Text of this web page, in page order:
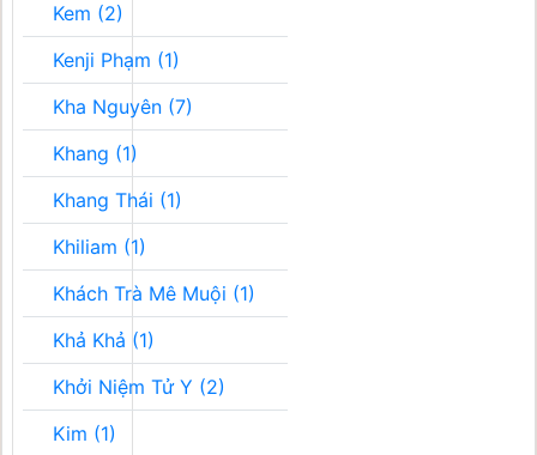
Kem (2)
Kenji Phạm (1)
Kha Nguyên (7)
Khang (1)
Khang Thái (1)
Khiliam (1)
Khách Trà Mê Muội (1)
Khả Khả (1)
Khởi Niệm Tử Y (2)
Kim (1)